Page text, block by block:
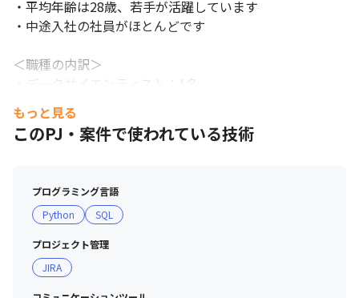
・平均年齢は28歳、若手が活躍しています
・中途入社の社員がほとんどです
＜職種の内訳＞
・データサイエンティスト：1名
・コンサルタント：9名
■ 現場・社員の雰囲気
・外資系コンサルティング出身の優秀なメンバーが多数在
籍しています
・その他大手人材業界、医療業界の経験者など多様な前職
の経験を持つ社員が在籍しています
もっと見る
このPJ・案件で使われている技術
プログラミング言語
Python
SQL
プロジェクト管理
JIRA